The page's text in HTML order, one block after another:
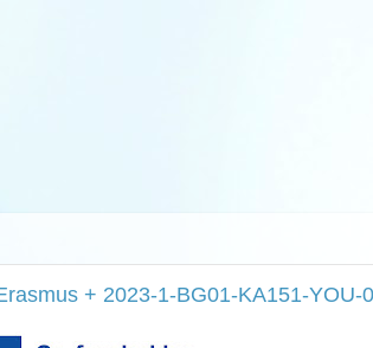
+ 2023-1-BG01-KA151-YOU-